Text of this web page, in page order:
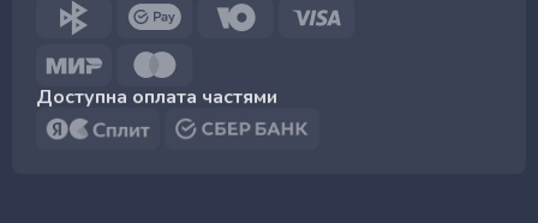
Доступна оплата частями